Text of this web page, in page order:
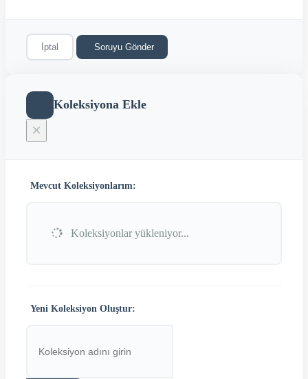
İptal Soruyu Gönder
Koleksiyona Ekle
×
Mevcut Koleksiyonlarım:
Koleksiyonlar yükleniyor...
Yeni Koleksiyon Oluştur: